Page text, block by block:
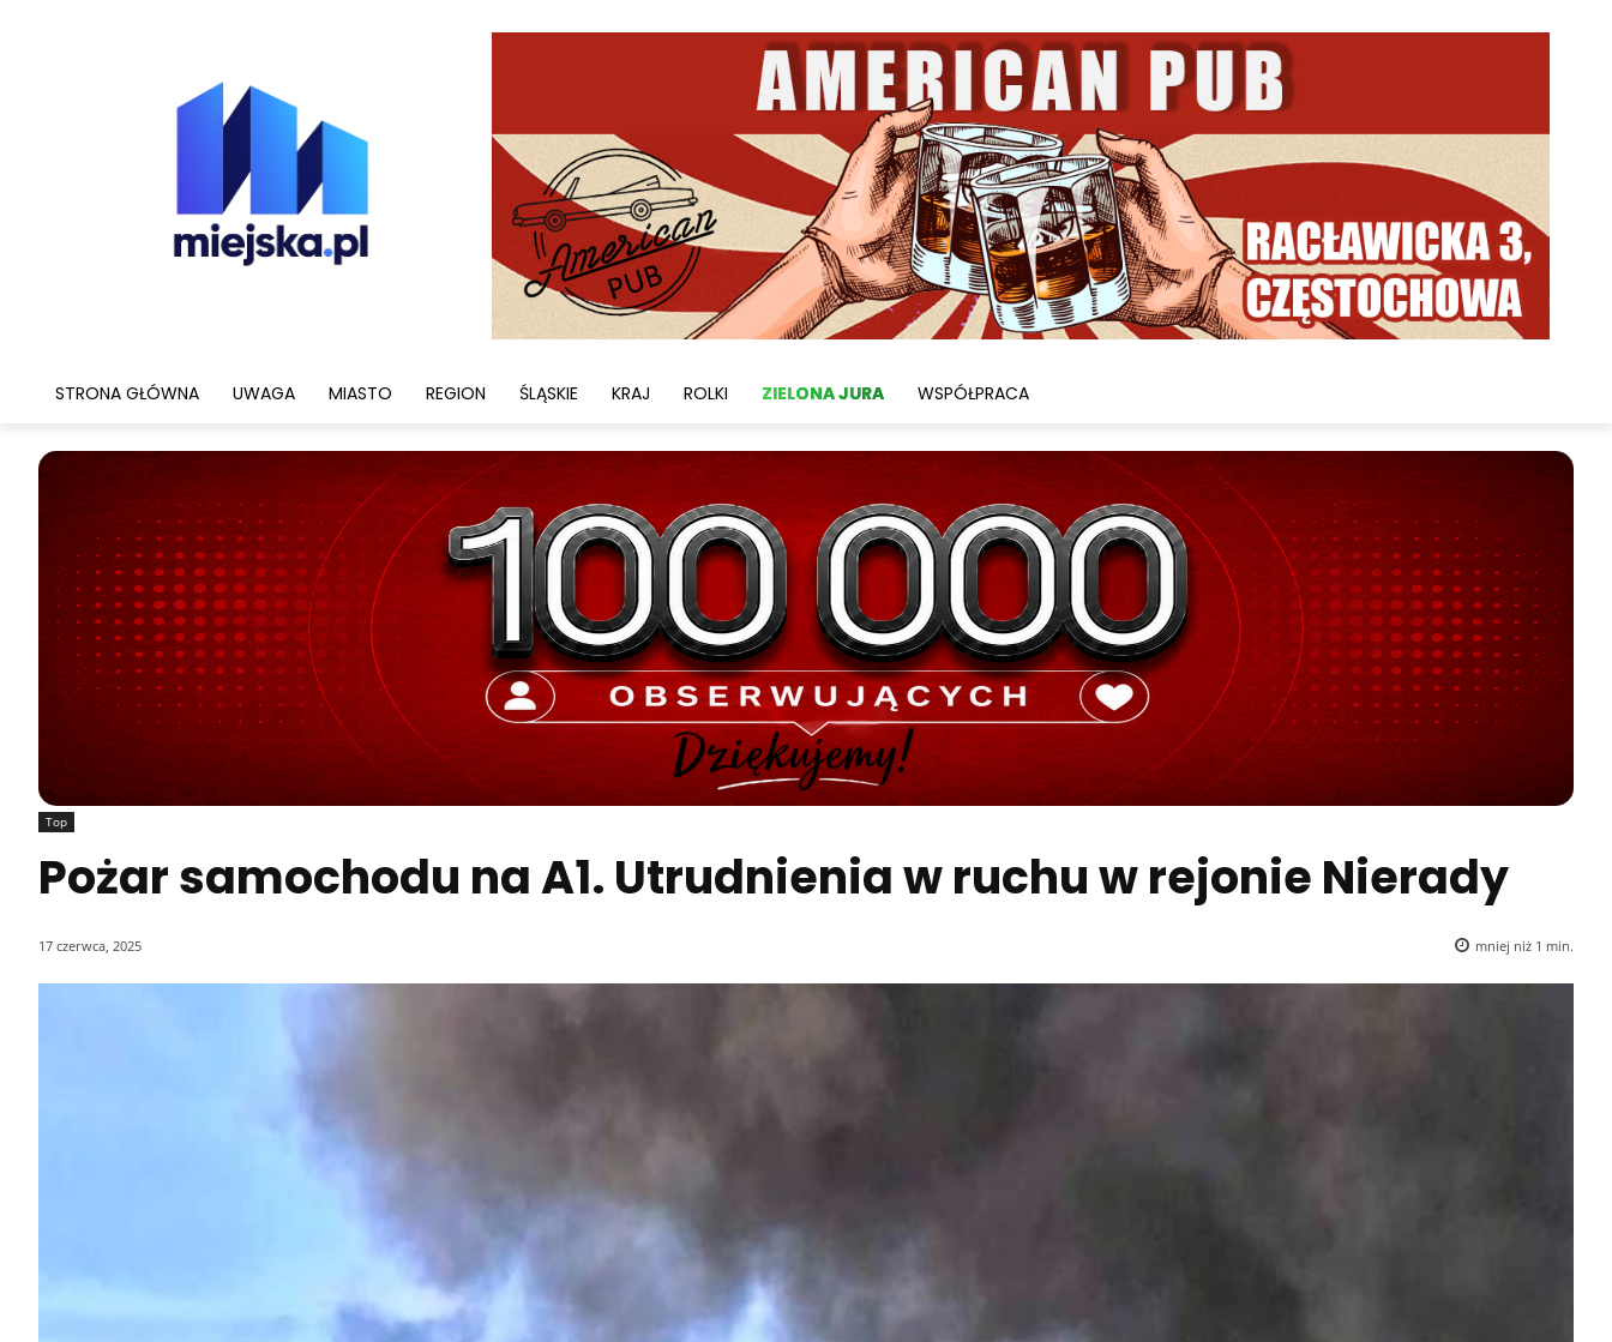
STRONA GŁÓWNA UWAGA MIASTO REGION ŚLĄSKIE KRAJ ROLKI ZIELONA JURA WSPÓŁPRACA
Top
Pożar samochodu na A1. Utrudnienia w ruchu w rejonie Nierady
17 czerwca, 2025 mniej niż 1 min.